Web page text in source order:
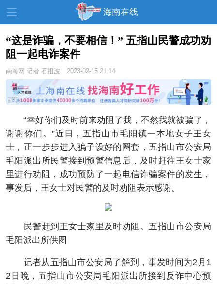
海南在线
资讯中心 热点
文体 消费
教育 健康 房产
家装 交通 美食
生活 演出 活动
展会 走读海南 周末去哪儿
人才在线 天涯企服
“这是诈骗，不要相信！” 五指山民警成功劝
阻一起电诈案件
南海网 记者 石祖波 2023-02-15 21:14
“幸好你们及时前来劝阻了我，不然我就被骗了，
谢谢你们。”近日，五指山市毛阳镇一本地女子王女
士，正一步步进入骗子设好的圈套，五指山市公安局
毛阳派出所民警接到预警信息后，及时赶往王女士家
里进行劝阻，成功预防了一起电信诈骗案件的发生，
事发后，王女士对民警的及时劝阻表示感谢。
民警赶到王女士家里及时劝阻。五指山市公安局
毛阳派出所供图
记者从五指山市公安局了解到，事发时间为2月1
2日晚，五指山市公安局毛阳派出所接到反诈中心预